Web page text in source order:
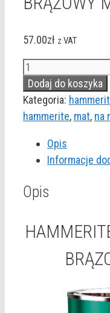
57.00zł z VAT
ilość
HAMMERITE
PROSTO
NA
BRĄZOWY
MAT
Dodaj do koszyka
Kategoria:
hammerite, mat, na
Opis
Informacje
Opis